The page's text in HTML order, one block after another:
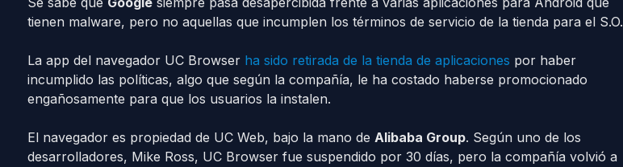
tienen malware, pero no aquellas que incumplen los términos de servicio de la tienda para el S.O.
La app del navegador UC Browser ha sido retirada de la tienda de aplicaciones por haber
incumplido las políticas, algo que según la compañía, le ha costado haberse promocionado
engañosamente para que los usuarios la instalen.
El navegador es propiedad de UC Web, bajo la mano de Alibaba Group. Según uno de los
desarrolladores, Mike Ross, UC Browser fue suspendido por 30 días, pero la compañía volvió a